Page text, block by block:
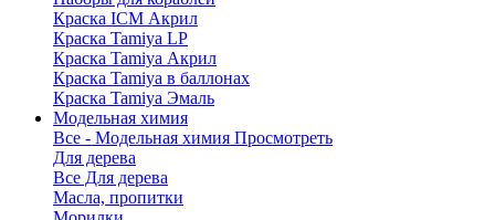
Краска ICM Акрил
Краска Tamiya LP
Краска Tamiya Акрил
Краска Tamiya в баллонах
Краска Tamiya Эмаль
Модельная химия
Все - Модельная химия Просмотреть
Для дерева
Все Для дерева
Масла, пропитки